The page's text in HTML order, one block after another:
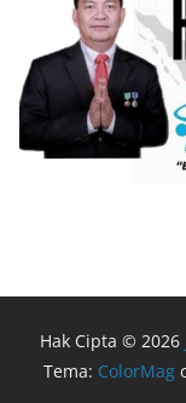
Hak Cipta © 2026
Tema: ColorMag